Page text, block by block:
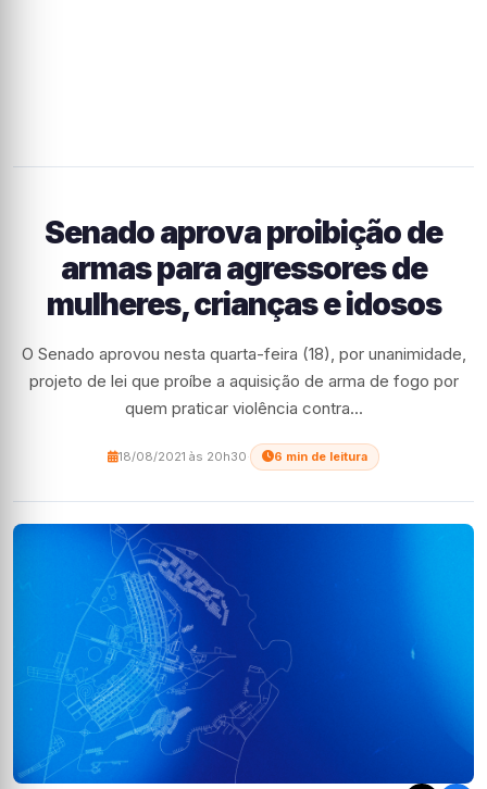
Senado aprova proibição de
armas para agressores de
mulheres, crianças e idosos
O Senado aprovou nesta quarta-feira (18), por unanimidade,
projeto de lei que proíbe a aquisição de arma de fogo por
quem praticar violência contra...
18/08/2021 às 20h30 6 min de leitura